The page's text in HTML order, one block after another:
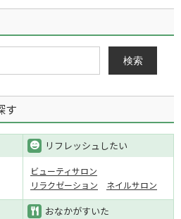
検索
す
リフレッシュしたい
ビューティサロン
リラクゼーション
ネイルサロン
おなかがすいた